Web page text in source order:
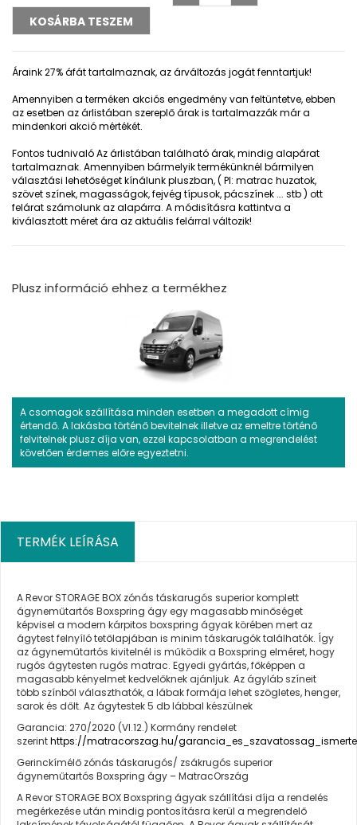
Áraink 27% áfát tartalmaznak, az árváltozás jogát fenntartjuk!
Amennyiben a terméken akciós engedmény van feltüntetve, ebben
az esetben az árlistában szereplő árak is tartalmazzák már a
mindenkori akció mértékét.
Fontos tudnivalóAz árlistában található árak, mindig alapárat
tartalmaznak. Amennyiben bármelyik termékünknél bármilyen
választási lehetőséget kínálunk pluszban, ( Pl: matrac huzatok,
szövet színek, magasságok, fejvég típusok, pácszínek …. stb ) ott
felárat számolunk az alapárra. A módisításra kattintva a
kiválasztott méret ára az aktuális felárral változik!
Plusz információ ehhez a termékhez
A csomagok szállítása minden esetben a megadott címig
értendő. A lakásba történő bevitelnek illetve az emeltre történő
felvitelnek plusz díja van, ezzel kapcsolatban a megrendelést
követően érdemes előre egyeztetni.
TERMÉK LEÍRÁSA
A Revor STORAGE BOX zónás táskarugós superior komplett
ágyneműtartós Boxspring ágy egy magasabb minőséget
képvisel a modern kárpitos boxspring ágyak körében mert az
ágytest felnyíló tetőlapjában is minim táskarugók találhatók. Így
az ágyneműtartós kivitelnél is működik a Boxspring elméret, hogy
rugós ágytesten rugós matrac. Egyedi gyártás, főképpen a
magasabb kényelmet kedvelőknek ajánljuk. Az ágyláb színeit
több színből választhatók, a lábak formája lehet szögletes, henger,
sarok és dőlt. Az ágytestek 5 db lábbal készülnek
Garancia: 270/2020 (VI.12.) Kormány rendelet
szerinthttps://matracorszag.hu/
Gerinckímélő zónás táskarugós/ zsákrugós superior
ágyneműtartós Boxspring ágy – MatracOrszág
A Revor STORAGE BOX Boxspring ágyak szállítási díja a rendelés
megérkezése után mindig pontosításra kerül a megrendelő